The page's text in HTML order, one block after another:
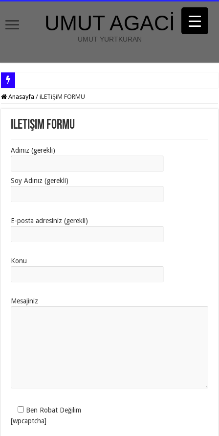
UMUT AGACİ
UMUT YURTKURAN
Anasayfa / iLETiŞiM FORMU
iLETiŞiM FORMU
Adınız (gerekli)
Soy Adınız (gerekli)
E-posta adresiniz (gerekli)
Konu
Mesajiniz
Ben Robat Değilim
[wpcaptcha]